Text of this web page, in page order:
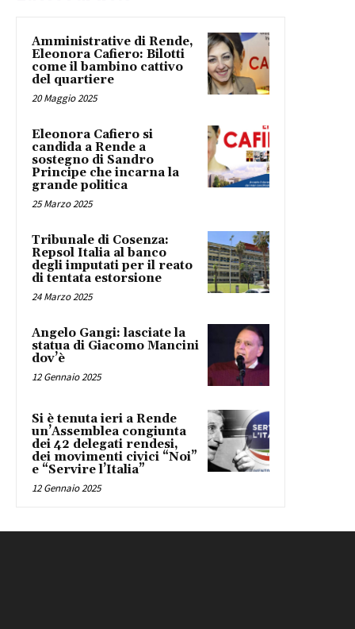
Amministrative di Rende,
Eleonora Cafiero: Bilotti
come il bambino cattivo
del quartiere
20 Maggio 2025
Eleonora Cafiero si
candida a Rende a
sostegno di Sandro
Principe che incarna la
grande politica
25 Marzo 2025
Tribunale di Cosenza:
Repsol Italia al banco
degli imputati per il reato
di tentata estorsione
24 Marzo 2025
Angelo Gangi: lasciate la
statua di Giacomo Mancini
dov’è
12 Gennaio 2025
Si è tenuta ieri a Rende
un’Assemblea congiunta
dei 42 delegati rendesi,
dei movimenti civici “Noi”
e “Servire l’Italia”
12 Gennaio 2025